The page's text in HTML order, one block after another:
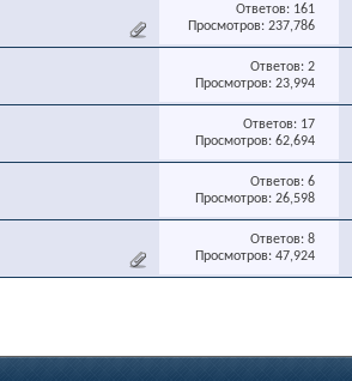
Ответов: 161
Просмотров: 237,786
Ответов: 2
Просмотров: 23,994
Ответов: 17
Просмотров: 62,694
Ответов: 6
Просмотров: 26,598
Ответов: 8
Просмотров: 47,924